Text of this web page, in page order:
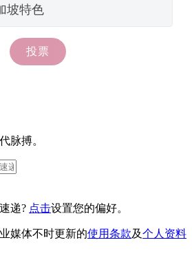
脉搏。
递? 点击设置您的偏好。
媒体不时更新的使用条款及个人资料